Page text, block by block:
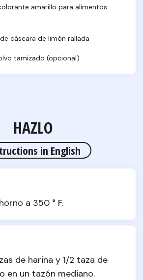
amarillo para alimentos
cáscara de limón rallada
tamizado (opcional)
HAZLO
in English
a 350 ° F.
de harina y 1/2 taza de
en un tazón mediano.